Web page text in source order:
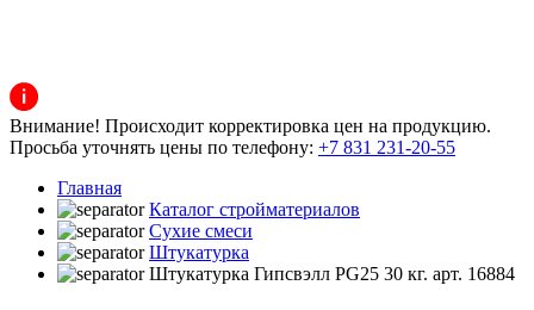
Внимание! Происходит корректировка цен на продукцию.
Просьба уточнять цены по телефону: +7 831 231-20-55
Главная
Каталог стройматериалов
Сухие смеси
Штукатурка
Штукатурка Гипсвэлл PG25 30 кг. арт. 16884